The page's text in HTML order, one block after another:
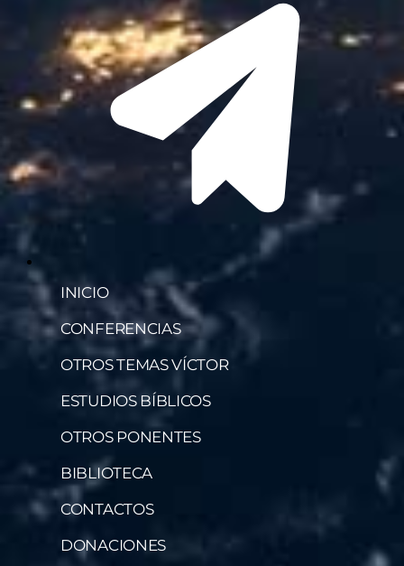
INICIO
CONFERENCIAS
OTROS TEMAS VÍCTOR
ESTUDIOS BÍBLICOS
OTROS PONENTES
BIBLIOTECA
CONTACTOS
DONACIONES